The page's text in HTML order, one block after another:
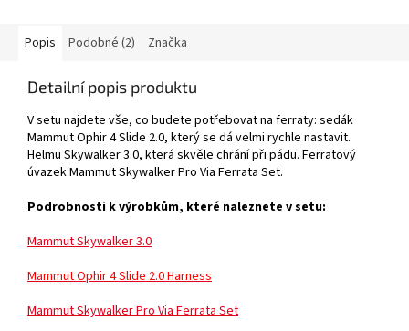
Popis Podobné (2) Značka
Detailní popis produktu
V setu najdete vše, co budete potřebovat na ferraty: sedák
Mammut Ophir 4 Slide 2.0, který se dá velmi rychle nastavit.
Helmu Skywalker 3.0, která skvěle chrání při pádu. Ferratový
úvazekMammut Skywalker Pro Via Ferrata Set.
Podrobnosti k výrobkům, které naleznete v setu:
Mammut Skywalker 3.0
Mammut Ophir 4 Slide 2.0 Harness
Mammut Skywalker Pro Via Ferrata Set